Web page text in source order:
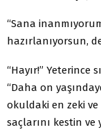
“Sana
hazırlanı­yorsun,
“Hayır!” Yeterince
“Daha on
okuldaki en zeki
saçlarını kestin